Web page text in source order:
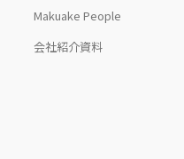
Makuake People
会社紹介資料